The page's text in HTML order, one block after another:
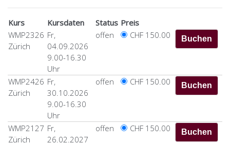
Kurs Kursdaten Status Preis
WMP2326
Zürich
Fr,
04.09.2026
9.00-16.30
Uhr
offen CHF 150.00
WMP2426
Zürich
Fr,
30.10.2026
9.00-16.30
Uhr
offen CHF 150.00
WMP2127
Zürich
Fr,
26.02.2027
offen CHF 150.00